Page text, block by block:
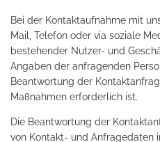
Bei der Kontaktaufnahme mit
Mail, Telefon oder via soziale
bestehender Nutzer- und
Angaben der anfragenden
Beantwortung der
Maßnahmen erforderlich ist.
Die Beantwortung der
von Kontakt- und Anfragedaten